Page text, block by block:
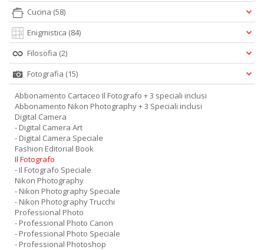
Cucina (58)
Enigmistica (84)
Filosofia (2)
Fotografia (15)
Abbonamento Cartaceo Il Fotografo + 3 speciali inclusi
Abbonamento Nikon Photography + 3 Speciali inclusi
Digital Camera
- Digital Camera Art
- Digital Camera Speciale
Fashion Editorial Book
Il Fotografo
- Il Fotografo Speciale
Nikon Photography
- Nikon Photography Speciale
- Nikon Photography Trucchi
Professional Photo
- Professional Photo Canon
- Professional Photo Speciale
- Professional Photoshop